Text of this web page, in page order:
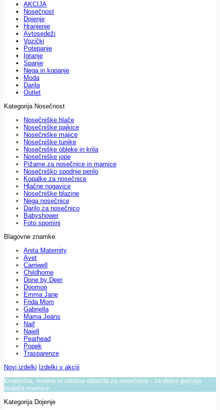
AKCIJA
Nosečnost
Dojenje
Hranjenje
Avtosedeži
Vozički
Potepanje
Igranje
Spanje
Nega in kopanje
Moda
Darila
Outlet
Kategorija Nosečnost
Nosečniške hlače
Nosečniške pajkice
Nosečniške majice
Nosečniške tunike
Nosečniške obleke in krila
Nosečniške jope
Pižame za nosečnice in mamice
Nosečniško spodnje perilo
Kopalke za nosečnice
Hlačne nogavice
Nosečniške blazine
Nega nosečnice
Darilo za nosečnico
Babyshower
Foto spomini
Blagovne znamke
Anita Maternity
Avet
Carriwell
Childhome
Done by Deer
Doomoo
Emma Jane
Frida Mom
Gabriella
Mama Jeans
Naif
Najell
Pearhead
Popek
Trasparenze
Novi izdelki Izdelki v akciji
Kvalitetna, modna in udobna oblačila za nosečnice - za dobro počutje
bodoče mamice.
Kategorija Dojenje